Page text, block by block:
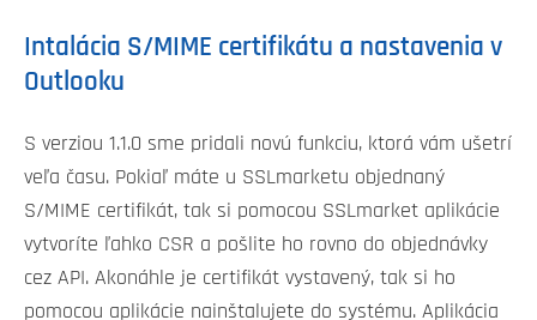
Intalácia S/MIME certifikátu a nastavenia v
Outlooku
S verziou 1.1.0 sme pridali novú funkciu, ktorá vám ušetrí
veľa času. Pokiaľ máte u SSLmarketu objednaný
S/MIME certifikát, tak si pomocou SSLmarket aplikácie
vytvoríte ľahko CSR a pošlite ho rovno do objednávky
cez API. Akonáhle je certifikát vystavený, tak si ho
pomocou aplikácie nainštalujete do systému. Aplikácia